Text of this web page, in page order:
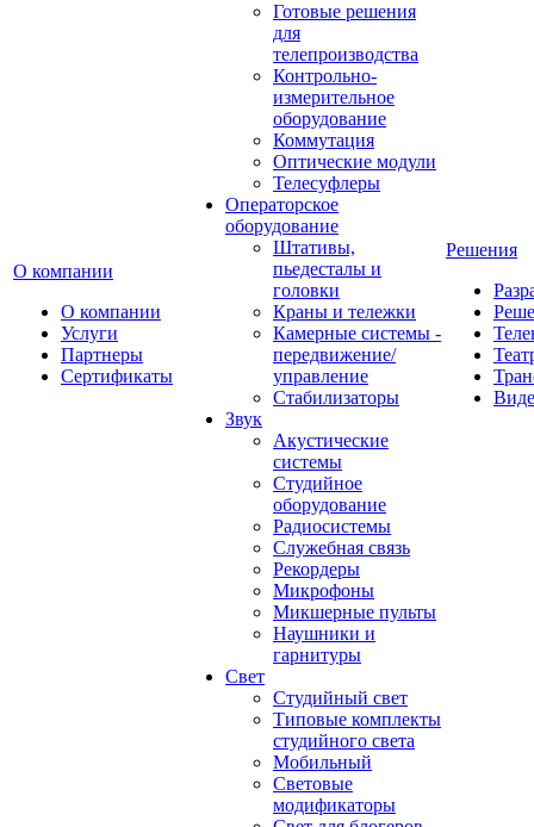
О компании
О компании
Услуги
Партнеры
Сертификаты
Готовые решения
для
телепроизводства
Контрольно-
измерительное
оборудование
Коммутация
Оптические модули
Телесуфлеры
Операторское
оборудование
Штативы,
пьедесталы и
головки
Краны и тележки
Камерные системы -
передвижение/
управление
Стабилизаторы
Звук
Акустические
системы
Студийное
оборудование
Радиосистемы
Служебная связь
Рекордеры
Микрофоны
Микшерные пульты
Наушники и
гарнитуры
Свет
Студийный свет
Типовые комплекты
студийного света
Мобильный
Световые
модификаторы
Решения